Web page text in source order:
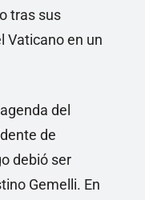
tras sus
Vaticano en un
del
de
debió ser
Gemelli. En